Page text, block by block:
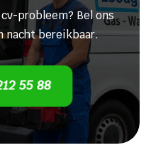
probleem? Bel ons
nacht bereikbaar.
55 88